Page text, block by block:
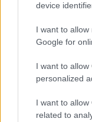
device
I want to
Google for
I want to
personalized
I want to
related to
Mindent
barátaimért,
lenne. Sőt, még
kiveszem a
illendőségi
hogy számomra
vele.…